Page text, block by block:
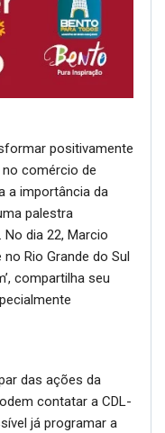
positivamente
comércio de
a importância da
palestra
dia 22, Marcio
Rio Grande do Sul
compartilha seu
das ações da
contatar a CDL-
já programar a